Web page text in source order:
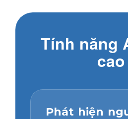
Tính năng
cao
Phát hiện